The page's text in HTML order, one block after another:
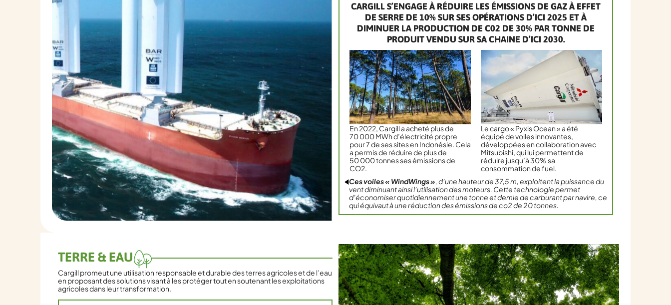
CARGILL S’ENGAGE À RÉDUIRE LES ÉMISSIONS DE GAZ À EFFET
DE SERRE DE 10% SUR SES OPÉRATIONS D’ICI 2025 ET À
DIMINUER LA PRODUCTION DE C02 DE 30% PAR TONNE DE
PRODUIT VENDU SUR SA CHAINE D’ICI 2030.
En 2022, Cargill a acheté plus de
70 000 MWh d’électricité propre
pour 7 de ses sites en Indonésie. Cela
a permis de réduire de plus de
50 000 tonnes ses émissions de
CO2.
Le cargo « Pyxis Ocean » a été
équipé de voiles innovantes,
développées en collaboration avec
Mitsubishi, qui lui permettent de
réduire jusqu’à 30% sa
consommation de fuel.
Ces voiles « WindWings » , d’une hauteur de 37,5 m, exploitent la puissance du
vent diminuant ainsi l’utilisation des moteurs. Cette technologie permet
d’économiser quotidiennement une tonne et demie de carburant par navire, ce
qui équivaut à une réduction des émissions de co2 de 20 tonnes.
TERRE & EAU
Cargill promeut une utilisation responsable et durable des terres agricoles et de l’eau
en proposant des solutions visant à les protéger tout en soutenant les exploitations
agricoles dans leur transformation.